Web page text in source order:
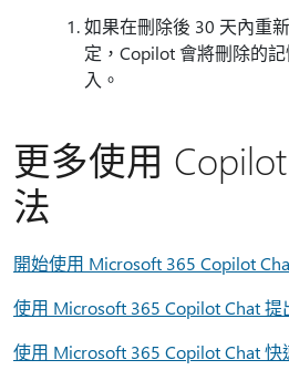
如果在刪除後 30 天內重
定，Copilot 會將刪除的
入。
更多使用
法
開始使用 Microsoft 365 Copilot
使用 Microsoft 365 Copilot Chat
使用 Microsoft 365 Copilot Chat 快